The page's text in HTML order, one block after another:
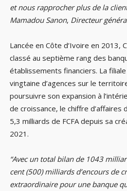
et nous rapprocher plus de la
Mamadou Sanon, Directeur
Lancée en Côte d’Ivoire en 2013,
classé au septième rang des
établissements financiers. La
vingtaine d’agences sur le
poursuivre son expansion à
de croissance, le chiffre d’affaires
5,3 milliards de FCFA depuis sa
2021.
“Avec un total bilan de 1043
cent (500) milliards d’encours de
extraordinaire pour une banque